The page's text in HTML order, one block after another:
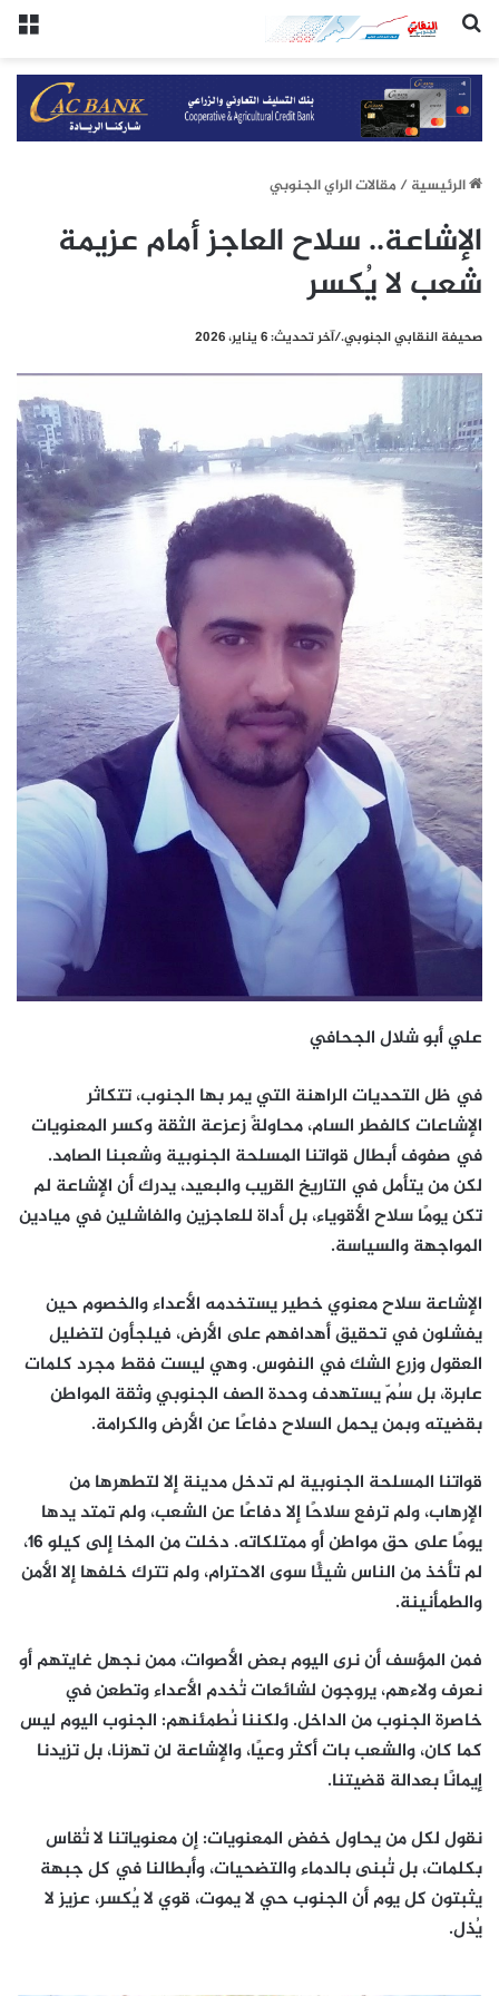
(النقابي الجنوبي:/خاص.)
الرئيسيِة/مقالات الراي الجنوبي
الإشاعة.. سلاح العاجز أمام عزيمة
شعب لا يُكسر
صحيفة النقابي الجنوبي./آخر تحديث: 6 يناير، 2026
علي أبو شلال الجحافي
في ظل التحديات الراهنة التي يمر بها الجنوب، تتكاثر
الإشاعات كالفطر السام، محاولةً زعزعة الثقة وكسر المعنويات
في صفوف أبطال قواتنا المسلحة الجنوبية وشعبنا الصامد.
لكن من يتأمل في التاريخ القريب والبعيد، يدرك أن الإشاعة لم
تكن يومًا سلاح الأقوياء، بل أداة للعاجزين والفاشلين في ميادين
المواجهة والسياسة.
الإشاعة سلاح معنوي خطير يستخدمه الأعداء والخصوم حين
يفشلون في تحقيق أهدافهم على الأرض، فيلجأون لتضليل
العقول وزرع الشك في النفوس. وهي ليست فقط مجرد كلمات
عابرة، بل سُمّ يستهدف وحدة الصف الجنوبي وثقة المواطن
بقضيته وبمن يحمل السلاح دفاعًا عن الأرض والكرامة.
قواتنا المسلحة الجنوبية لم تدخل مدينة إلا لتطهرها من
الإرهاب، ولم ترفع سلاحًا إلا دفاعًا عن الشعب، ولم تمتد يدها
يومًا على حق مواطن أو ممتلكاته. دخلت من المخا إلى كيلو 16،
لم تأخذ من الناس شيئًا سوى الاحترام، ولم تترك خلفها إلا الأمن
والطمأنينة.
فمن المؤسف أن نرى اليوم بعض الأصوات، ممن نجهل غايتهم أو
نعرف ولاءهم، يروجون لشائعات تُخدم الأعداء وتطعن في
خاصرة الجنوب من الداخل. ولكننا نُطمئنهم: الجنوب اليوم ليس
كما كان، والشعب بات أكثر وعيًا، والإشاعة لن تهزنا، بل تزيدنا
إيمانًا بعدالة قضيتنا.
نقول لكل من يحاول خفض المعنويات: إن معنوياتنا لا تُقاس
بكلمات، بل تُبنى بالدماء والتضحيات، وأبطالنا في كل جبهة
يثبتون كل يوم أن الجنوب حي لا يموت، قوي لا يُكسر، عزيز لا
يُذل.